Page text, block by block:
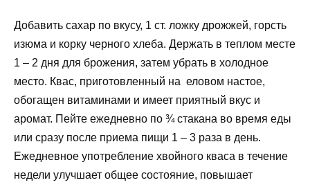
Добавить сахар по вкусу, 1 ст. ложку дрожжей, горсть
изюма и корку черного хлеба. Держать в теплом месте
1 – 2 дня для брожения, затем убрать в холодное
место. Квас, приготовленный на еловом настое,
обогащен витаминами и имеет приятный вкус и
аромат. Пейте ежедневно по ¾ стакана во время еды
или сразу после приема пищи 1 – 3 раза в день.
Ежедневное употребление хвойного кваса в течение
недели улучшает общее состояние, повышает